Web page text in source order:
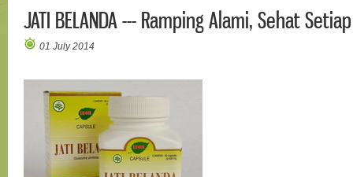
JATI BELANDA --- Ramping Alami, Sehat
01 July 2014